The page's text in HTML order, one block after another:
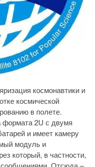
космонавтики и
космической
в полете.
формата 2U с двумя
и имеет камеру
модуль и
который, в частности,